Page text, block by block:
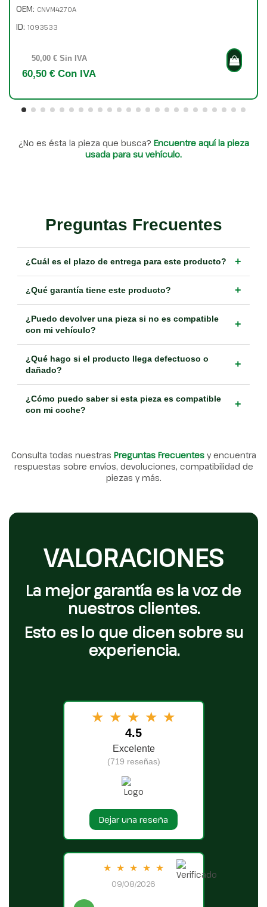
OEM: CNVM4270A
ID: 1093533
50,00 € Sin IVA
60,50 € Con IVA
¿No es ésta la pieza que busca? Encuentre aquí la pieza
usada para su vehículo.
Preguntas Frecuentes
¿Cuál es el plazo de entrega para este producto? +
¿Qué garantía tiene este producto? +
¿Puedo devolver una pieza si no es compatible
con mi vehículo?
+
¿Qué hago si el producto llega defectuoso o
dañado?
+
¿Cómo puedo saber si esta pieza es compatible
con mi coche?
+
Consulta todas nuestras Preguntas Frecuentes y encuentra
respuestas sobre envíos, devoluciones, compatibilidad de
piezas y más.
VALORACIONES
La mejor garantía es la voz de
nuestros clientes.
Esto es lo que dicen sobre su
experiencia.
★ ★ ★ ★ ★
4.5
Excelente
(719 reseñas)
Dejar una reseña
★ ★ ★ ★ ★
09/08/2026